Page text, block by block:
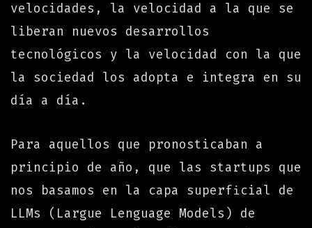
velocidades, la velocidad a la que se
liberan nuevos desarrollos
tecnológicos y la velocidad con la que
la sociedad los adopta e integra en su
día a día.
Para aquellos que pronosticaban a
principio de año, que las startups que
nos basamos en la capa superficial de
LLMs (Largue Lenguage Models) de